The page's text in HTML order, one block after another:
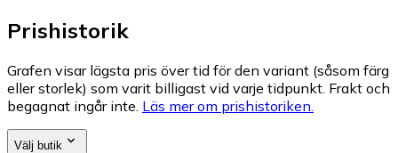
Prishistorik
Grafen visar lägsta pris över tid för den variant (såsom färg
eller storlek) som varit billigast vid varje tidpunkt. Frakt och
begagnat ingår inte. Läs mer om prishistoriken.
Välj butik